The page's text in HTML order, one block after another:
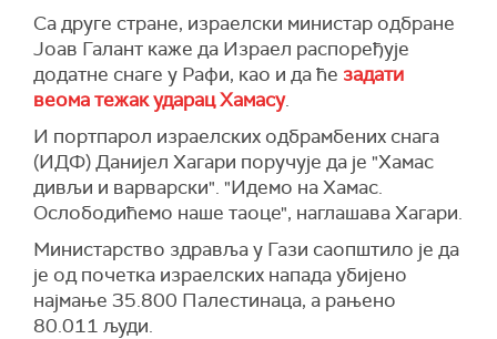
Са друге стране, израелски министар одбране
Јоав Галант каже да Израел распоређује
додатне снаге у Рафи, као и да ће задати
веома тежак ударац Хамасу.
И портпарол израелских одбрамбених снага
(ИДФ) Данијел Хагари поручује да је "Хамас
дивљи и варварски". "Идемо на Хамас.
Ослободићемо наше таоце", наглашава Хагари.
Министарство здравља у Гази саопштило је да
је од почетка израелских напада убијено
најмање 35.800 Палестинаца, а рањено
80.011 људи.